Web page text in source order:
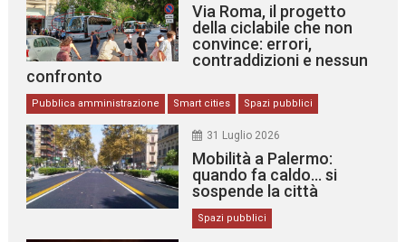
Via Roma, il progetto
della ciclabile che non
convince: errori,
contraddizioni e nessun
confronto
Pubblica amministrazione Smart cities Spazi pubblici
31 Luglio 2026
Mobilità a Palermo:
quando fa caldo… si
sospende la città
Spazi pubblici